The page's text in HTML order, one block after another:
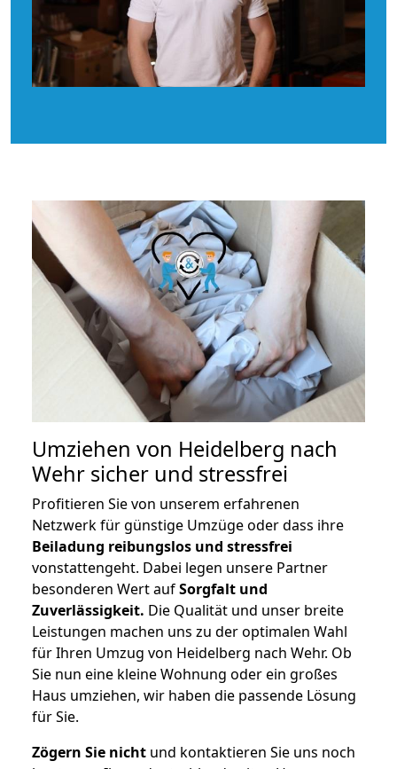
Umziehen von Heidelberg nach
Wehr sicher und stressfrei
Profitieren Sie von unserem erfahrenen
Netzwerk für günstige Umzüge oder dass ihre
Beiladung reibungslos und stressfrei
vonstattengeht. Dabei legen unsere Partner
besonderen Wert aufSorgfalt und
Zuverlässigkeit. Die Qualität und unser breite
Leistungen machen uns zu der optimalen Wahl
für Ihren Umzug von Heidelberg nach Wehr. Ob
Sie nun eine kleine Wohnung oder ein großes
Haus umziehen, wir haben die passende Lösung
für Sie.
Zögern Sie nicht und kontaktieren Sie uns noch